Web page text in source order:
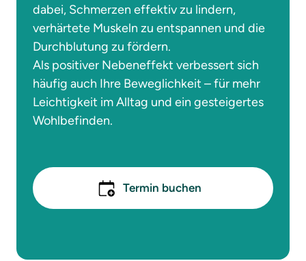
dabei, Schmerzen effektiv zu lindern,
verhärtete Muskeln zu entspannen und die
Durchblutung zu fördern.
Als positiver Nebeneffekt verbessert sich
häufig auch Ihre Beweglichkeit – für mehr
Leichtigkeit im Alltag und ein gesteigertes
Wohlbefinden.
Termin buchen